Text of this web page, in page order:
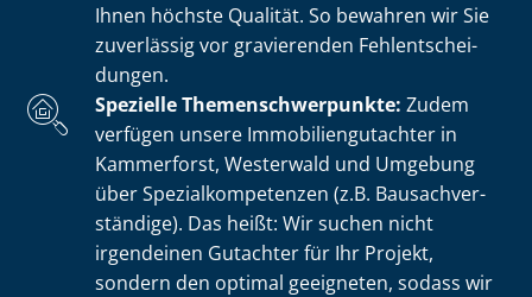
Ihnen höchste Qualität. So bewahren wir Sie
zuverlässig vor gravierenden Fehl­ent­schei­
dun­gen.
Spezielle The­men­schwer­punk­te: Zudem
verfügen unsere Im­mo­bi­li­en­gut­ach­ter in
Kammerforst, Westerwald und Umgebung
über Spe­zi­al­kom­pe­ten­zen (z.B. Bau­sach­ver­
stän­di­ge). Das heißt: Wir suchen nicht
irgendeinen Gutachter für Ihr Projekt,
sondern den optimal geeigneten, sodass wir